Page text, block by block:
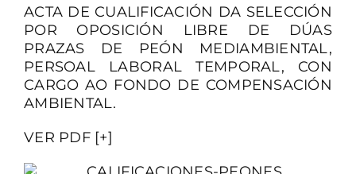
ACTA DE CUALIFICACIÓN DA SELECCIÓN
POR OPOSICIÓN LIBRE DE DÚAS
PRAZAS DE PEÓN MEDIAMBIENTAL,
PERSOAL LABORAL TEMPORAL, CON
CARGO AO FONDO DE COMPENSACIÓN
AMBIENTAL.
VER PDF [+]